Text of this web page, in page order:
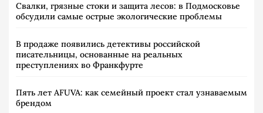
Свалки, грязные стоки и защита лесов: в Подмосковье
обсудили самые острые экологические проблемы
В продаже появились детективы российской
писательницы, основанные на реальных
преступлениях во Франкфурте
Пять лет AFUVA: как семейный проект стал узнаваемым
брендом